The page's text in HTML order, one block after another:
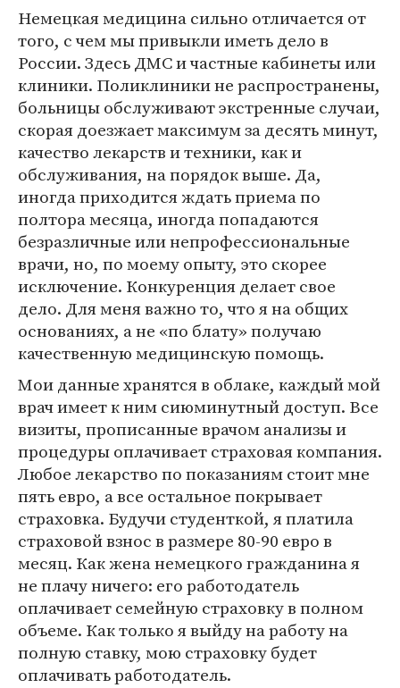
Немецкая медицина сильно отличается от
того, с чем мы привыкли иметь дело в
России. Здесь ДМС и частные кабинеты или
клиники. Поликлиники не распространены,
больницы обслуживают экстренные случаи,
скорая доезжает максимум за десять минут,
качество лекарств и техники, как и
обслуживания, на порядок выше. Да,
иногда приходится ждать приема по
полтора месяца, иногда попадаются
безразличные или непрофессиональные
врачи, но, по моему опыту, это скорее
исключение. Конкуренция делает свое
дело. Для меня важно то, что я на общих
основаниях, а не «по блату» получаю
качественную медицинскую помощь.
Мои данные хранятся в облаке, каждый мой
врач имеет к ним сиюминутный доступ. Все
визиты, прописанные врачом анализы и
процедуры оплачивает страховая компания.
Любое лекарство по показаниям стоит мне
пять евро, а все остальное покрывает
страховка. Будучи студенткой, я платила
страховой взнос в размере 80-90 евро в
месяц. Как жена немецкого гражданина я
не плачу ничего: его работодатель
оплачивает семейную страховку в полном
объеме. Как только я выйду на работу на
полную ставку, мою страховку будет
оплачивать работодатель.